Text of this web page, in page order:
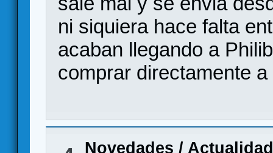
ni siquiera hace falta
acaban llegando a
comprar directamente
Novedades / Actualidad